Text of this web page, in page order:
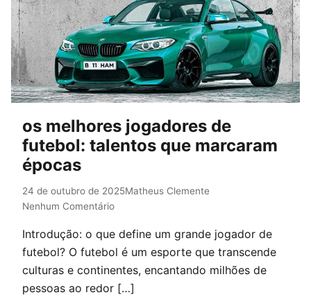
os melhores jogadores de
futebol: talentos que marcaram
épocas
24 de outubro de 2025Matheus Clemente
Nenhum Comentário
Introdução: o que define um grande jogador de
futebol? O futebol é um esporte que transcende
culturas e continentes, encantando milhões de
pessoas ao redor […]